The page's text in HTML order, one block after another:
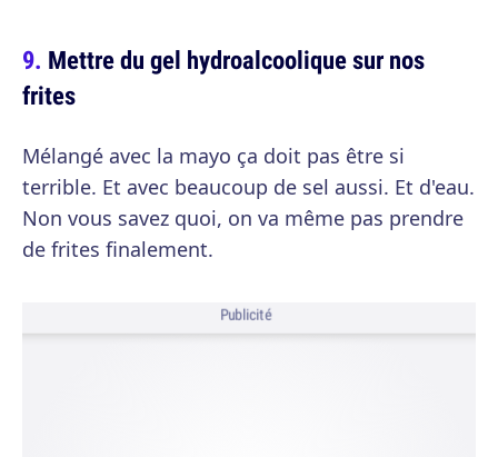
Mettre du gel hydroalcoolique sur nos
frites
Mélangé avec la mayo ça doit pas être si
terrible. Et avec beaucoup de sel aussi. Et d'eau.
Non vous savez quoi, on va même pas prendre
de frites finalement.
Publicité